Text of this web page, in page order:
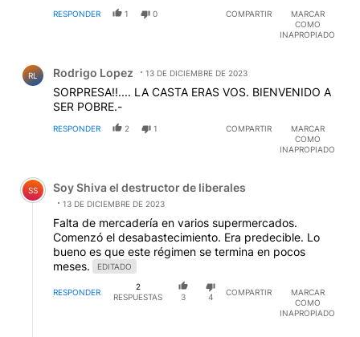
RESPONDER 1 0 COMPARTIR
MARCAR
COMO
INAPROPIADO
RL Rodrigo Lopez 13 DE DICIEMBRE DE 2023
SORPRESA!!.... LA CASTA ERAS VOS. BIENVENIDO A
SER POBRE.-
RESPONDER 2 1 COMPARTIR
MARCAR
COMO
INAPROPIADO
Comentario de Soy Shiva el destructor de liberales.
SS Soy Shiva el destructor de liberales
13 DE DICIEMBRE DE 2023
Falta de mercadería en varios supermercados.
Comenzó el desabastecimiento. Era predecible. Lo
bueno es que este régimen se termina en pocos
meses.
EDITADO
RESPONDER
2
RESPUESTAS
3 4
COMPARTIR
MARCAR
COMO
INAPROPIADO